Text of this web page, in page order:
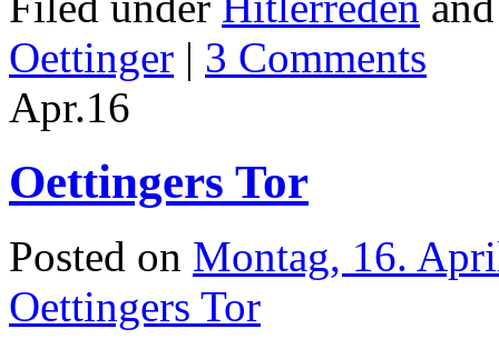
Oettinger | 3 Comments
Apr.16
Oettingers Tor
Posted on Montag, 16.
Oettingers Tor